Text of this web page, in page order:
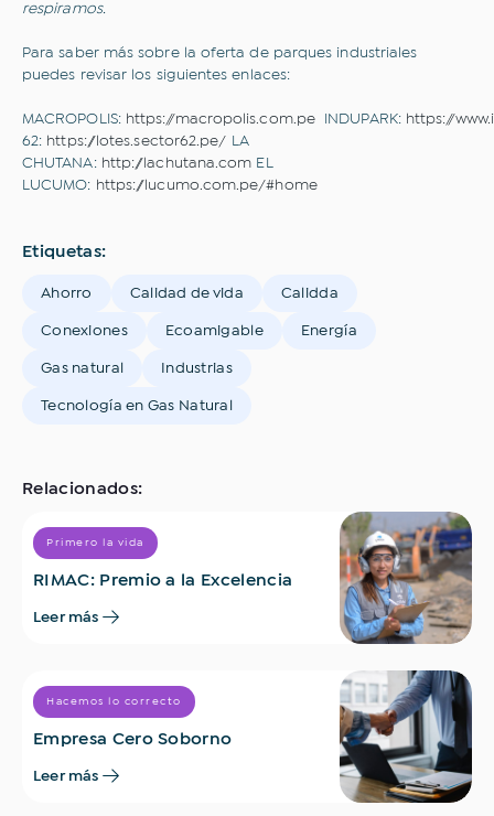
respiramos.
Para saber más sobre la oferta de parques industriales
puedes revisar los siguientes enlaces:
MACROPOLIS: https://macropolis.com.pe INDUPARK: https://
62: https://lotes.sector62.pe/ LA
CHUTANA: http://lachutana.com EL
LUCUMO: https://lucumo.com.pe/#home
Etiquetas:
Ahorro Calidad de vida Calidda
Conexiones Ecoamigable Energía
Gas natural Industrias
Tecnología en Gas Natural
Relacionados:
Primero la vida
RIMAC: Premio a la Excelencia
Leer más
Hacemos lo correcto
Empresa Cero Soborno
Leer más